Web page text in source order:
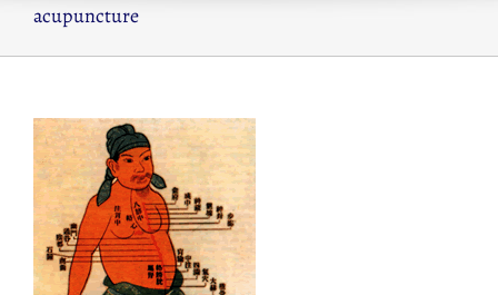
acupuncture